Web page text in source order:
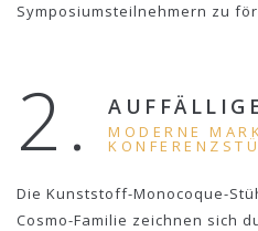
Symposiumsteilnehmern zu
2. MODERNE
Die Kunststoff-Monocoque-
Cosmo-Familie zeichnen sich